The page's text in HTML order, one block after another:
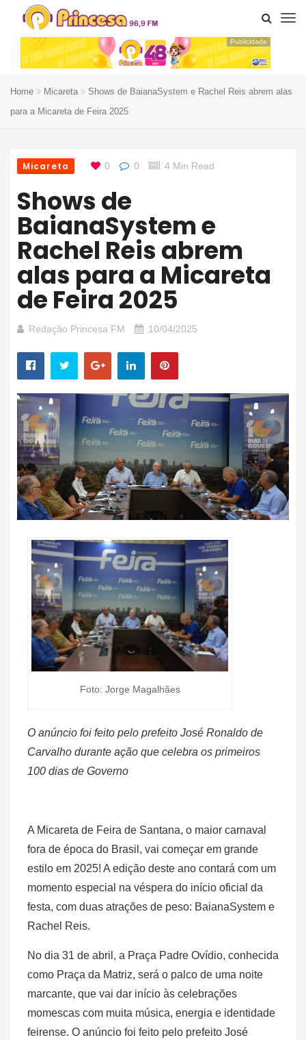
Publicidade
Home Micareta
Shows de BaianaSystem e Rachel Reis abrem alas
para a Micareta de Feira 2025
Micareta 0 0 4 Min Read
Shows de
BaianaSystem e
Rachel Reis abrem
alas para a Micareta
de Feira 2025
Redação Princesa FM 10/04/2025
Foto: Jorge Magalhães
O anúncio foi feito pelo prefeito José Ronaldo de
Carvalho durante ação que celebra os primeiros
100 dias de Governo
A Micareta de Feira de Santana, o maior carnaval
fora de época do Brasil, vai começar em grande
estilo em 2025! A edição deste ano contará com um
momento especial na véspera do início oficial da
festa, com duas atrações de peso: BaianaSystem e
Rachel Reis.
No dia 31 de abril, a Praça Padre Ovídio, conhecida
como Praça da Matriz, será o palco de uma noite
marcante, que vai dar início às celebrações
momescas com muita música, energia e identidade
feirense. O anúncio foi feito pelo prefeito José